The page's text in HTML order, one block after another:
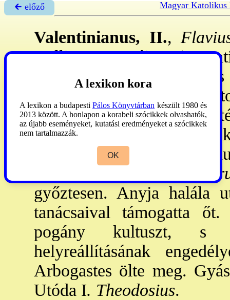
🡰 előző Magyar Katolikus
Valentinianus, II.,
Gallia, 392. máj. 15.):
375–92) Szt I. Damasus
korában augustusszá
nagybátyja,Valens
Helyette anyja, Justina
Bautomius. Justina
győztesen. Anyja halála
tanácsaival támogatta
pogány kultuszt, s
helyreállításának
Arbogastes ölte meg.
Utóda I. Theodosius.
A lexikon kora
A lexikon a budapesti Pálos Könyvtárban készült 1980 és
2013 között. A honlapon a korabeli szócikkek olvashatók,
az újabb eseményeket, kutatási eredményeket a szócikkek
nem tartalmazzák.
OK